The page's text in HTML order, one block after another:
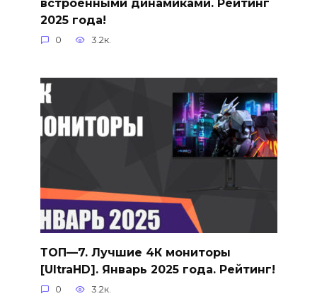
встроенными динамиками. Рейтинг
2025 года!
0 3.2к.
ТОП—7. Лучшие 4К мониторы
[UltraHD]. Январь 2025 года. Рейтинг!
0 3.2к.